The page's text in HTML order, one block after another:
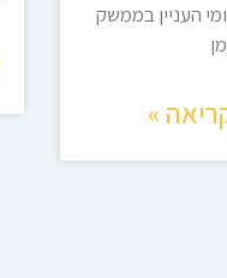
העניין בממשק
»